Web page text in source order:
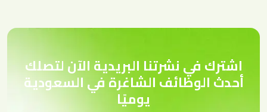
اشترك في نشرتنا البريدية الآن لتصلك
أحدث الوظائف الشاغرة في السعودية
يوميًا